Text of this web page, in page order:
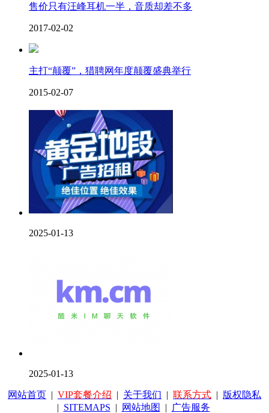
售价只有汪峰耳机一半，音质却差不多
2017-02-02
主打“颠覆”，猎聘网年度颠覆盛典举行
2015-02-07
2025-01-13
2025-01-13
网站首页 | VIP套餐介绍 | 关于我们 | 联系方式 | 版权隐私
| SITEMAPS | 网站地图 | 广告服务